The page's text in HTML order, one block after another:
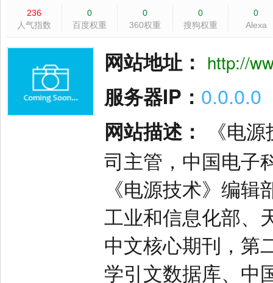
236
人气指数
0
百度权重
0
360权重
0
搜狗权重
0
Alexa
网站地址： http://
服务器IP： 0.0.0.0
网站描述：
《电
司主管，中国电子
《电源技术》编
工业和信息化部、
中文核心期刊，第
学引文数据库、中